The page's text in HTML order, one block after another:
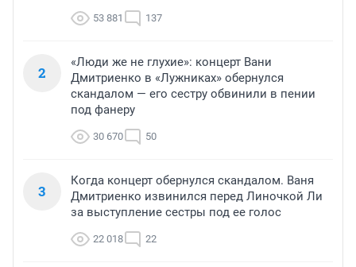
53 881 137
2
«Люди же не глухие»: концерт Вани
Дмитриенко в «Лужниках» обернулся
скандалом — его сестру обвинили в пении
под фанеру
30 670 50
3
Когда концерт обернулся скандалом. Ваня
Дмитриенко извинился перед Линочкой Ли
за выступление сестры под ее голос
22 018 22